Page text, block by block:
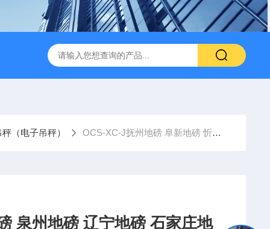
D2008-W数字仪表 D39-W-CAN物联网称重显示仪表宁波
（电子吊秤） OCS-XC-J抚州地磅 阜新地磅 忻州地磅 泉州地磅 辽宁地磅 石家庄地磅
泉州地磅 辽宁地磅 石家庄地